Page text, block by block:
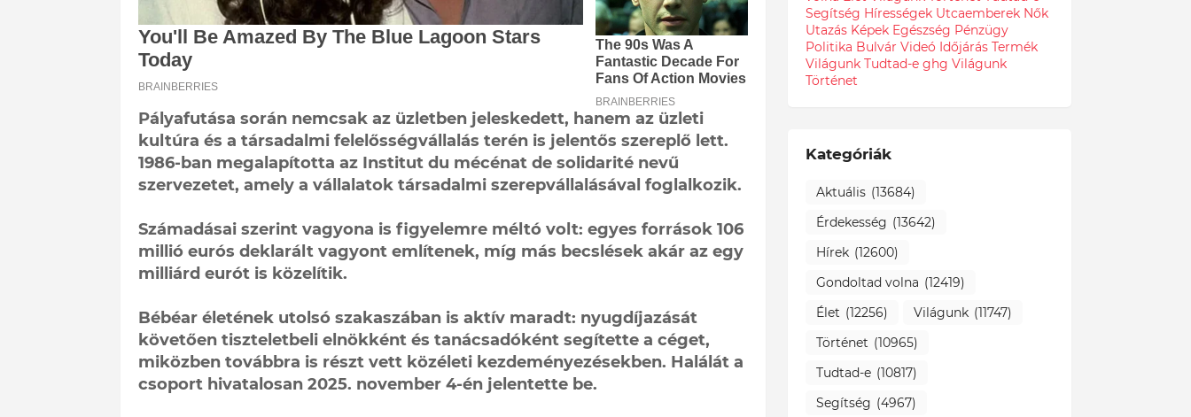
Pályafutása során nemcsak az üzletben jeleskedett, hanem az üzleti
kultúra és a társadalmi felelősségvállalás terén is jelentős szereplő lett.
1986-ban megalapította az Institut du mécénat de solidarité nevű
szervezetet, amely a vállalatok társadalmi szerepvállalásával foglalkozik.
Számadásai szerint vagyona is figyelemre méltó volt: egyes források 106
millió eurós deklarált vagyont említenek, míg más becslések akár az egy
milliárd eurót is közelítik.
Bébéar életének utolsó szakaszában is aktív maradt: nyugdíjazását
követően tiszteletbeli elnökként és tanácsadóként segítette a céget,
miközben továbbra is részt vett közéleti kezdeményezésekben. Halálát a
csoport hivatalosan 2025. november 4-én jelentette be.
Segítség Hírességek Utcaemberek Nők
Utazás Képek Egészség Pénzügy
Politika Bulvár Videó Időjárás Termék
Világunk Tudtad-e ghg Világunk
Történet
Kategóriák
Aktuális (13684)
Érdekesség (13642)
Hírek (12600)
Gondoltad volna (12419)
Élet (12256) Világunk (11747)
Történet (10965)
Tudtad-e (10817)
Segítség (4967)